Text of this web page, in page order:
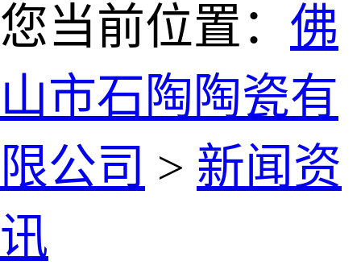
您当前位置： 佛
山市石陶陶瓷有
限公司 > 新闻资
讯